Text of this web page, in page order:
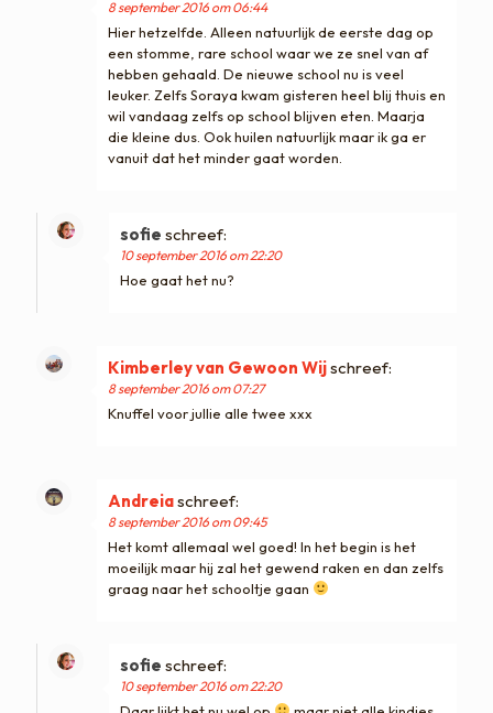
8 september 2016 om 06:44
Hier hetzelfde. Alleen natuurlijk de eerste dag op
een stomme, rare school waar we ze snel van af
hebben gehaald. De nieuwe school nu is veel
leuker. Zelfs Soraya kwam gisteren heel blij thuis en
wil vandaag zelfs op school blijven eten. Maarja
die kleine dus. Ook huilen natuurlijk maar ik ga er
vanuit dat het minder gaat worden.
sofie schreef:
10 september 2016 om 22:20
Hoe gaat het nu?
Kimberley van Gewoon Wijschreef:
8 september 2016 om 07:27
Knuffel voor jullie alle twee xxx
Andreiaschreef:
8 september 2016 om 09:45
Het komt allemaal wel goed! In het begin is het
moeilijk maar hij zal het gewend raken en dan zelfs
graag naar het schooltje gaan
sofie schreef:
10 september 2016 om 22:20